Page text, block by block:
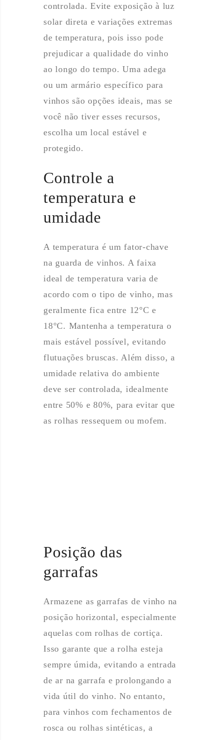
controlada. Evite exposição à luz
solar direta e variações extremas
de temperatura, pois isso pode
prejudicar a qualidade do vinho
ao longo do tempo. Uma adega
ou um armário específico para
vinhos são opções ideais, mas se
você não tiver esses recursos,
escolha um local estável e
protegido.
Controle a
temperatura e
umidade
A temperatura é um fator-chave
na guarda de vinhos. A faixa
ideal de temperatura varia de
acordo com o tipo de vinho, mas
geralmente fica entre 12°C e
18°C. Mantenha a temperatura o
mais estável possível, evitando
flutuações bruscas. Além disso, a
umidade relativa do ambiente
deve ser controlada, idealmente
entre 50% e 80%, para evitar que
as rolhas ressequem ou mofem.
Posição das
garrafas
Armazene as garrafas de vinho na
posição horizontal, especialmente
aquelas com rolhas de cortiça.
Isso garante que a rolha esteja
sempre úmida, evitando a entrada
de ar na garrafa e prolongando a
vida útil do vinho. No entanto,
para vinhos com fechamentos de
rosca ou rolhas sintéticas, a